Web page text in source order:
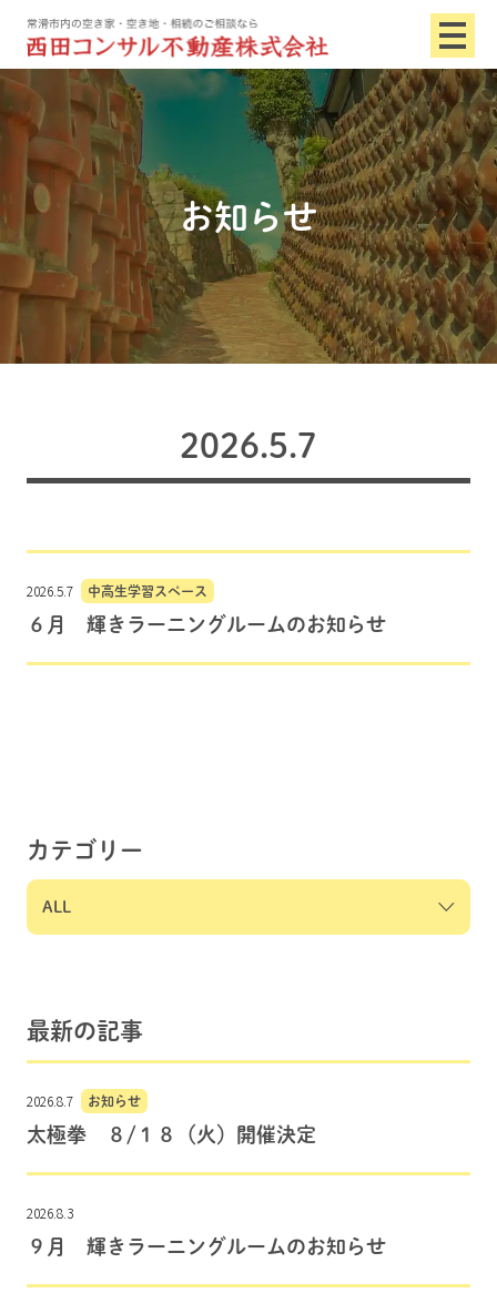
お知らせ
2026.5.7
2026.5.7 中高生学習スペース
６月 輝きラーニングルームのお知らせ
カテゴリー
最新の記事
2026.8.7 お知らせ
太極拳 ８/１８（火）開催決定
2026.8.3
９月 輝きラーニングルームのお知らせ